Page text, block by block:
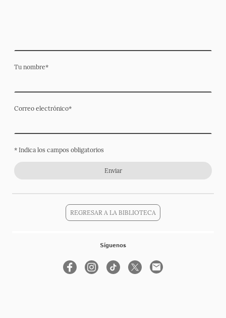
Tu nombre*
Correo electrónico*
* Indica los campos obligatorios
Enviar
REGRESAR A LA BIBLIOTECA
Síguenos